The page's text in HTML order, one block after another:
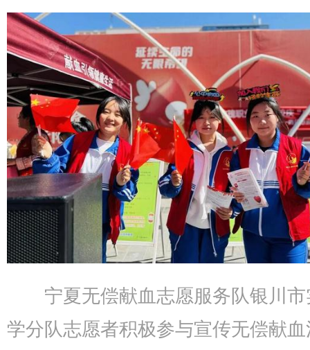
宁夏无偿献血志愿服务队银川
学分队志愿者积极参与宣传无偿献